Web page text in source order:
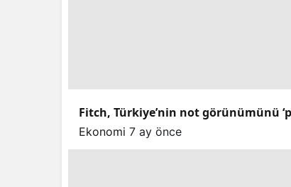
Fitch, Türkiye’nin not görünümünü
Ekonomi 7 ay önce